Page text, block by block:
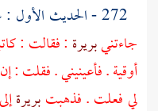
جاءتنيبريرة : فقالت :
أوقية . فأعينيني . فقلت
لي فعلت . فذهبتبريرة